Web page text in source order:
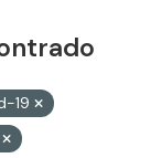
19